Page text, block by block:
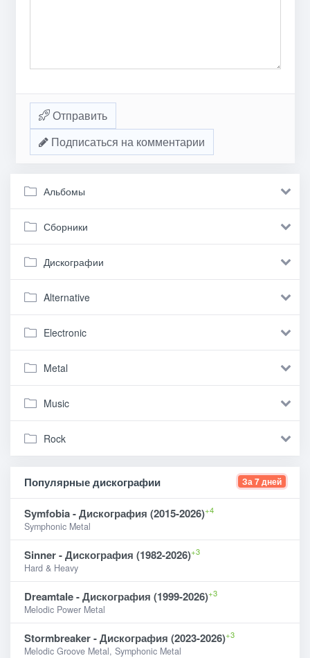
Отправить
Подписаться на комментарии
Альбомы
Сборники
Дискографии
Alternative
Electronic
Metal
Music
Rock
Популярные дискографии За 7 дней
Symfobia - Дискография (2015-2026)+4
Symphonic Metal
Sinner - Дискография (1982-2026)+3
Hard & Heavy
Dreamtale - Дискография (1999-2026)+3
Melodic Power Metal
Stormbreaker - Дискография (2023-2026)+3
Melodic Groove Metal, Symphonic Metal